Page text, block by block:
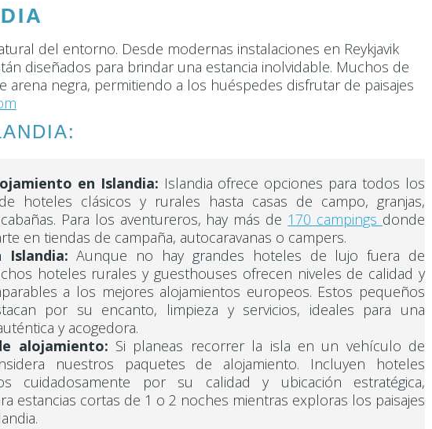
del entorno. Desde modernas instalaciones en Reykjavik
diseñados para brindar una estancia inolvidable. Muchos de
arena negra, permitiendo a los huéspedes disfrutar de paisajes
en Islandia: Islandia ofrece opciones para todos los
hoteles clásicos y rurales hasta casas de campo, granjas,
Para los aventureros, hay más de 170 campings donde
en tiendas de campaña, autocaravanas o campers.
Islandia: Aunque no hay grandes hoteles de lujo fuera de
hoteles rurales y guesthouses ofrecen niveles de calidad y
a los mejores alojamientos europeos. Estos pequeños
por su encanto, limpieza y servicios, ideales para una
y acogedora.
alojamiento: Si planeas recorrer la isla en un vehículo de
nuestros paquetes de alojamiento. Incluyen hoteles
cuidadosamente por su calidad y ubicación estratégica,
estancias cortas de 1 o 2 noches mientras exploras los paisajes